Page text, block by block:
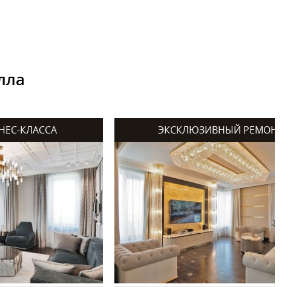
КЛАССА ЭКСКЛЮЗИВНЫЙ РЕМОНТ